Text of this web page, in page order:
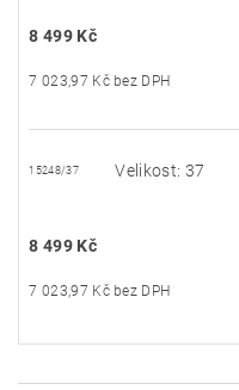
8 499 Kč
7 023,97 Kč bez DPH
15248/37 Velikost: 37
8 499 Kč
7 023,97 Kč bez DPH